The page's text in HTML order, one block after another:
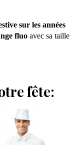
sur les années
fluo avec sa taille
fête: